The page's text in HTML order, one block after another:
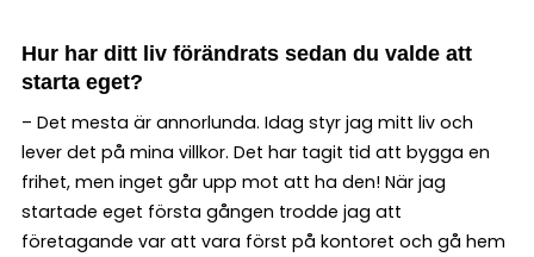
Hur har ditt liv förändrats sedan du valde att
starta eget?
– Det mesta är annorlunda. Idag styr jag mitt liv och
lever det på mina villkor. Det har tagit tid att bygga en
frihet, men inget går upp mot att ha den! När jag
startade eget första gången trodde jag att
företagande var att vara först på kontoret och gå hem